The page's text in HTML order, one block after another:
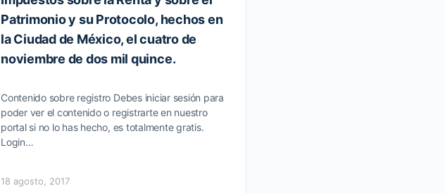
Patrimonio y su Protocolo, hechos en
la Ciudad de México, el cuatro de
noviembre de dos mil quince.
Contenido sobre registro Debes iniciar sesión para
poder ver el contenido o registrarte en nuestro
portal si no lo has hecho, es totalmente gratis.
Login…
18 agosto, 2017